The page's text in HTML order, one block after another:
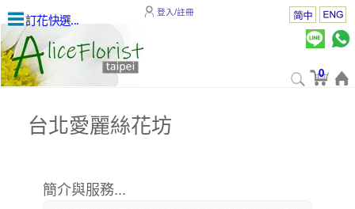
訂花快選...
登入/註冊
0
台北愛麗絲花坊
簡介與服務...